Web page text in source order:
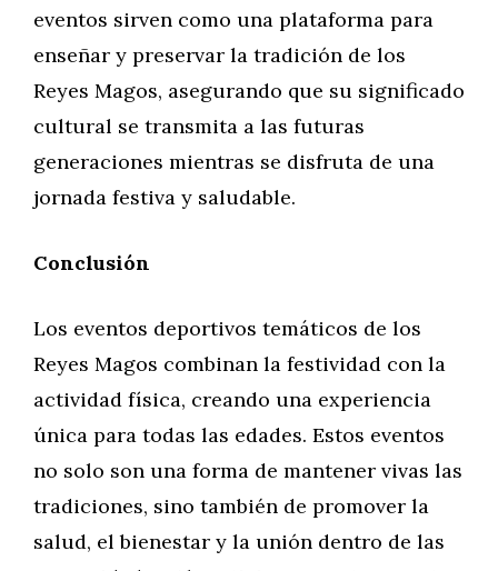
eventos sirven como una plataforma para
enseñar y preservar la tradición de los
Reyes Magos, asegurando que su significado
cultural se transmita a las futuras
generaciones mientras se disfruta de una
jornada festiva y saludable.
Conclusión
Los eventos deportivos temáticos de los
Reyes Magos combinan la festividad con la
actividad física, creando una experiencia
única para todas las edades. Estos eventos
no solo son una forma de mantener vivas las
tradiciones, sino también de promover la
salud, el bienestar y la unión dentro de las